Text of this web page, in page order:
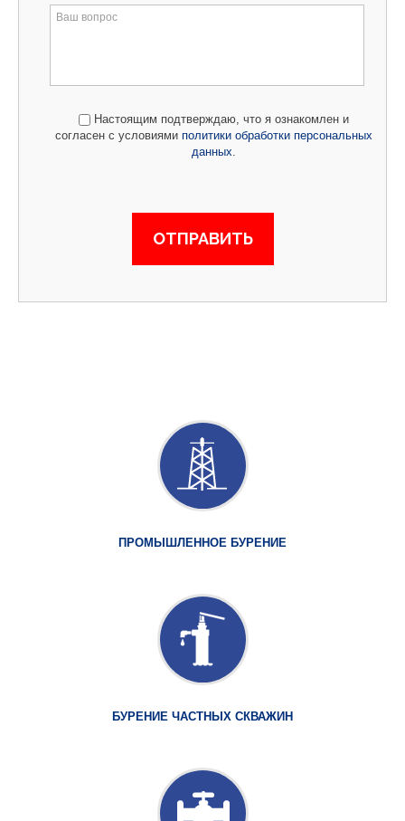
Настоящим подтверждаю, что я ознакомлен и
согласен с условиями политики обработки персональных
данных
ПРОМЫШЛЕННОЕ БУРЕНИЕ
БУРЕНИЕ ЧАСТНЫХ СКВАЖИН